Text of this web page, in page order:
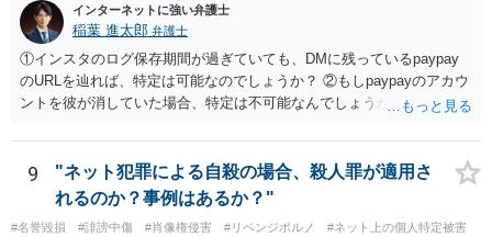
インターネットに強い弁護士
稲葉 進太郎 弁護士
①インスタのログ保存期間が過ぎていても、DMに残っているpaypay
のURLを辿れば、特定は可能なのでしょうか？ ②もしpaypayのアカウ
ントを彼が消していた場合、特定は不可能なんでしょうか？ →少なく
して被害申述し、捜査してもらうことができれば、特定してもらえる
可能性はあるでしょう。もっとも、相談者様がDMのやり取りについて
保存していなければ、捜査の取っ掛かりがなく、捜査してもらえない
可能性があるでしょう。
9
"ネット犯罪による自殺の場合、殺人罪が適用さ
れるのか？事例はあるか？"
#名誉毀損 #誹謗中傷 #肖像権侵害 #リベンジポルノ
#ネット上の個人特定被害